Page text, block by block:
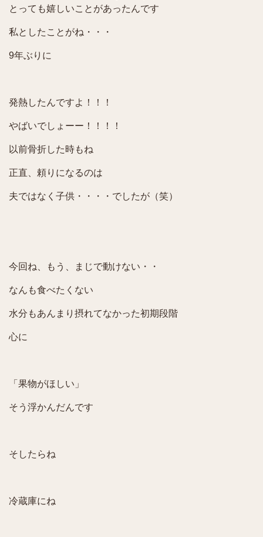
とっても嬉しいことがあったんです
私としたことがね・・・
9年ぶりに
発熱したんですよ！！！
やばいでしょーー！！！！
以前骨折した時もね
正直、頼りになるのは
夫ではなく子供・・・・でしたが（笑）
今回ね、もう、まじで動けない・・
なんも食べたくない
水分もあんまり摂れてなかった初期段階
心に
「果物がほしい」
そう浮かんだんです
そしたらね
冷蔵庫にね